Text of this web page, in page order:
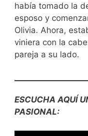
había tomado la
esposo y
Olivia. Ahora,
viniera con la
pareja a su lado.
ESCUCHA AQUÍ
PASIONAL: